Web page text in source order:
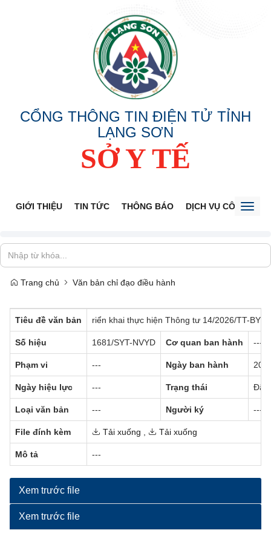
CỔNG THÔNG TIN ĐIỆN TỬ TỈNH
LẠNG SƠN
SỞ Y TẾ
GIỚI THIỆU TIN TỨC THÔNG BÁO DỊCH VỤ CÔNG
Trang chủ Văn bản chỉ đạo điều hành
Tiêu đề văn bản riển khai thực hiện Thông tư 14/2026/TT-BYT
Số hiệu 1681/SYT-NVYD Cơ quan ban hành ---
Phạm vi --- Ngày ban hành 20/
Ngày hiệu lực --- Trạng thái Đã
Loại văn bản --- Người ký ---
File đính kèm Tải xuống Tải xuống
Mô tả ---
Xem trước file
Xem trước file